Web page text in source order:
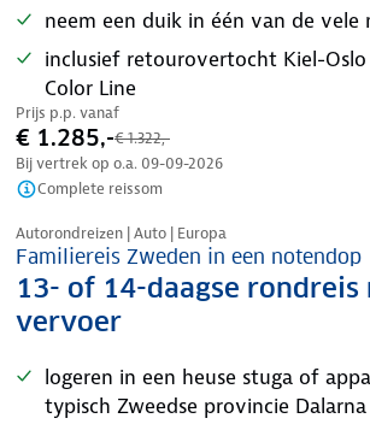
neem een duik in één van de vele
inclusief retourovertocht Kiel-
Color Line
Prijs p.p. vanaf
€ 1.285,-€ 1.322,-
Bij vertrek op o.a. 09-09-2026
Complete reissom
Nazomer korting
Autorondreizen | Auto | Europa
Familiereis Zweden in een notendop
13- of 14-daagse rondreis
vervoer
logeren in een heuse stuga of
typisch Zweedse provincie Dalarna